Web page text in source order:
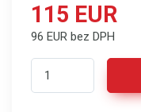
115 EUR
96 EUR bez DPH